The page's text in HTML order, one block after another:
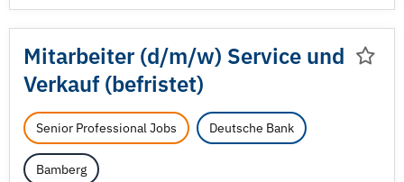
Mitarbeiter (d/m/w) Service und
Verkauf (befristet)
Senior Professional Jobs Deutsche Bank
Bamberg